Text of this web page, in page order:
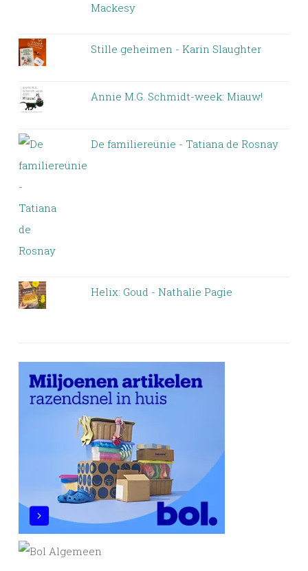
Mackesy
Stille geheimen - Karin Slaughter
Annie M.G. Schmidt-week: Miauw!
De familiereünie - Tatiana de Rosnay
Helix: Goud - Nathalie Pagie